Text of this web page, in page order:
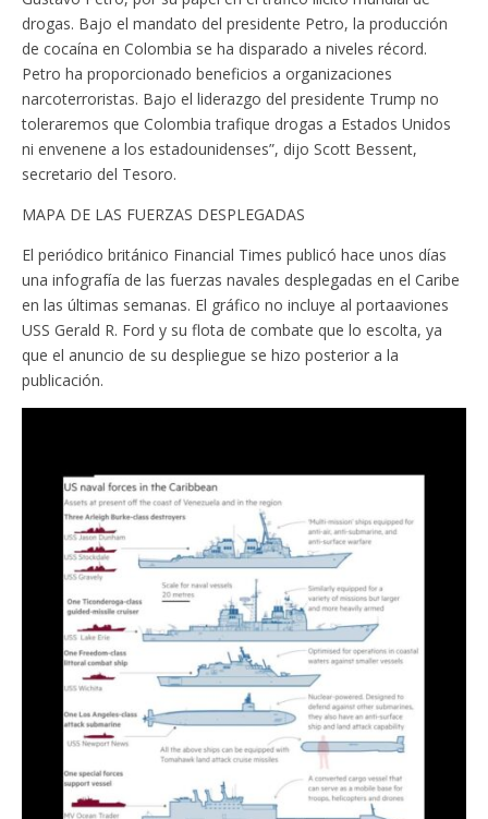
drogas. Bajo el mandato del presidente Petro, la producción
de cocaína en Colombia se ha disparado a niveles récord.
Petro ha proporcionado beneficios a organizaciones
narcoterroristas. Bajo el liderazgo del presidente Trump no
toleraremos que Colombia trafique drogas a Estados Unidos
ni envenene a los estadounidenses”, dijo Scott Bessent,
secretario del Tesoro.
MAPA DE LAS FUERZAS DESPLEGADAS
El periódico británico Financial Times publicó hace unos días
una infografía de las fuerzas navales desplegadas en el Caribe
en las últimas semanas. El gráfico no incluye al portaaviones
USS Gerald R. Ford y su flota de combate que lo escolta, ya
que el anuncio de su despliegue se hizo posterior a la
publicación.